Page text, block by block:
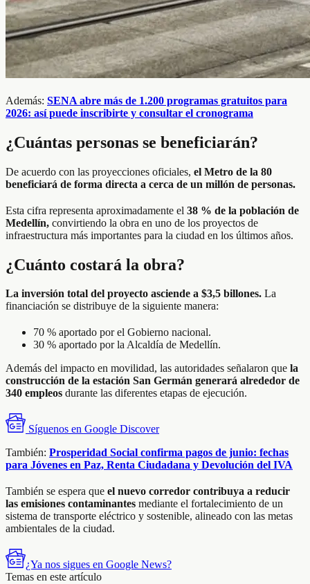
Además: SENA abre más de 1.200 programas gratuitos para
2026: así puede inscribirte y consultar el cronograma
¿Cuántas personas se beneficiarán?
De acuerdo con las proyecciones oficiales, el Metro de la 80
beneficiará de forma directa a cerca de un millón de personas.
Esta cifra representa aproximadamente el 38 % de la población de
Medellín, convirtiendo la obra en uno de los proyectos de
infraestructura más importantes para la ciudad en los últimos años.
¿Cuánto costará la obra?
La inversión total del proyecto asciende a $3,5 billones. La
financiación se distribuye de la siguiente manera:
70 % aportado por el Gobierno nacional.
30 % aportado por la Alcaldía de Medellín.
Además del impacto en movilidad, las autoridades señalaron que la
construcción de la estación San Germán generará alrededor de
340 empleos durante las diferentes etapas de ejecución.
Síguenos en Google Discover
También: Prosperidad Social confirma pagos de junio: fechas
para Jóvenes en Paz, Renta Ciudadana y Devolución del IVA
También se espera que el nuevo corredor contribuya a reducir
las emisiones contaminantes mediante el fortalecimiento de un
sistema de transporte eléctrico y sostenible, alineado con las metas
ambientales de la ciudad.
¿Ya nos sigues en Google News?
Temas en este artículo